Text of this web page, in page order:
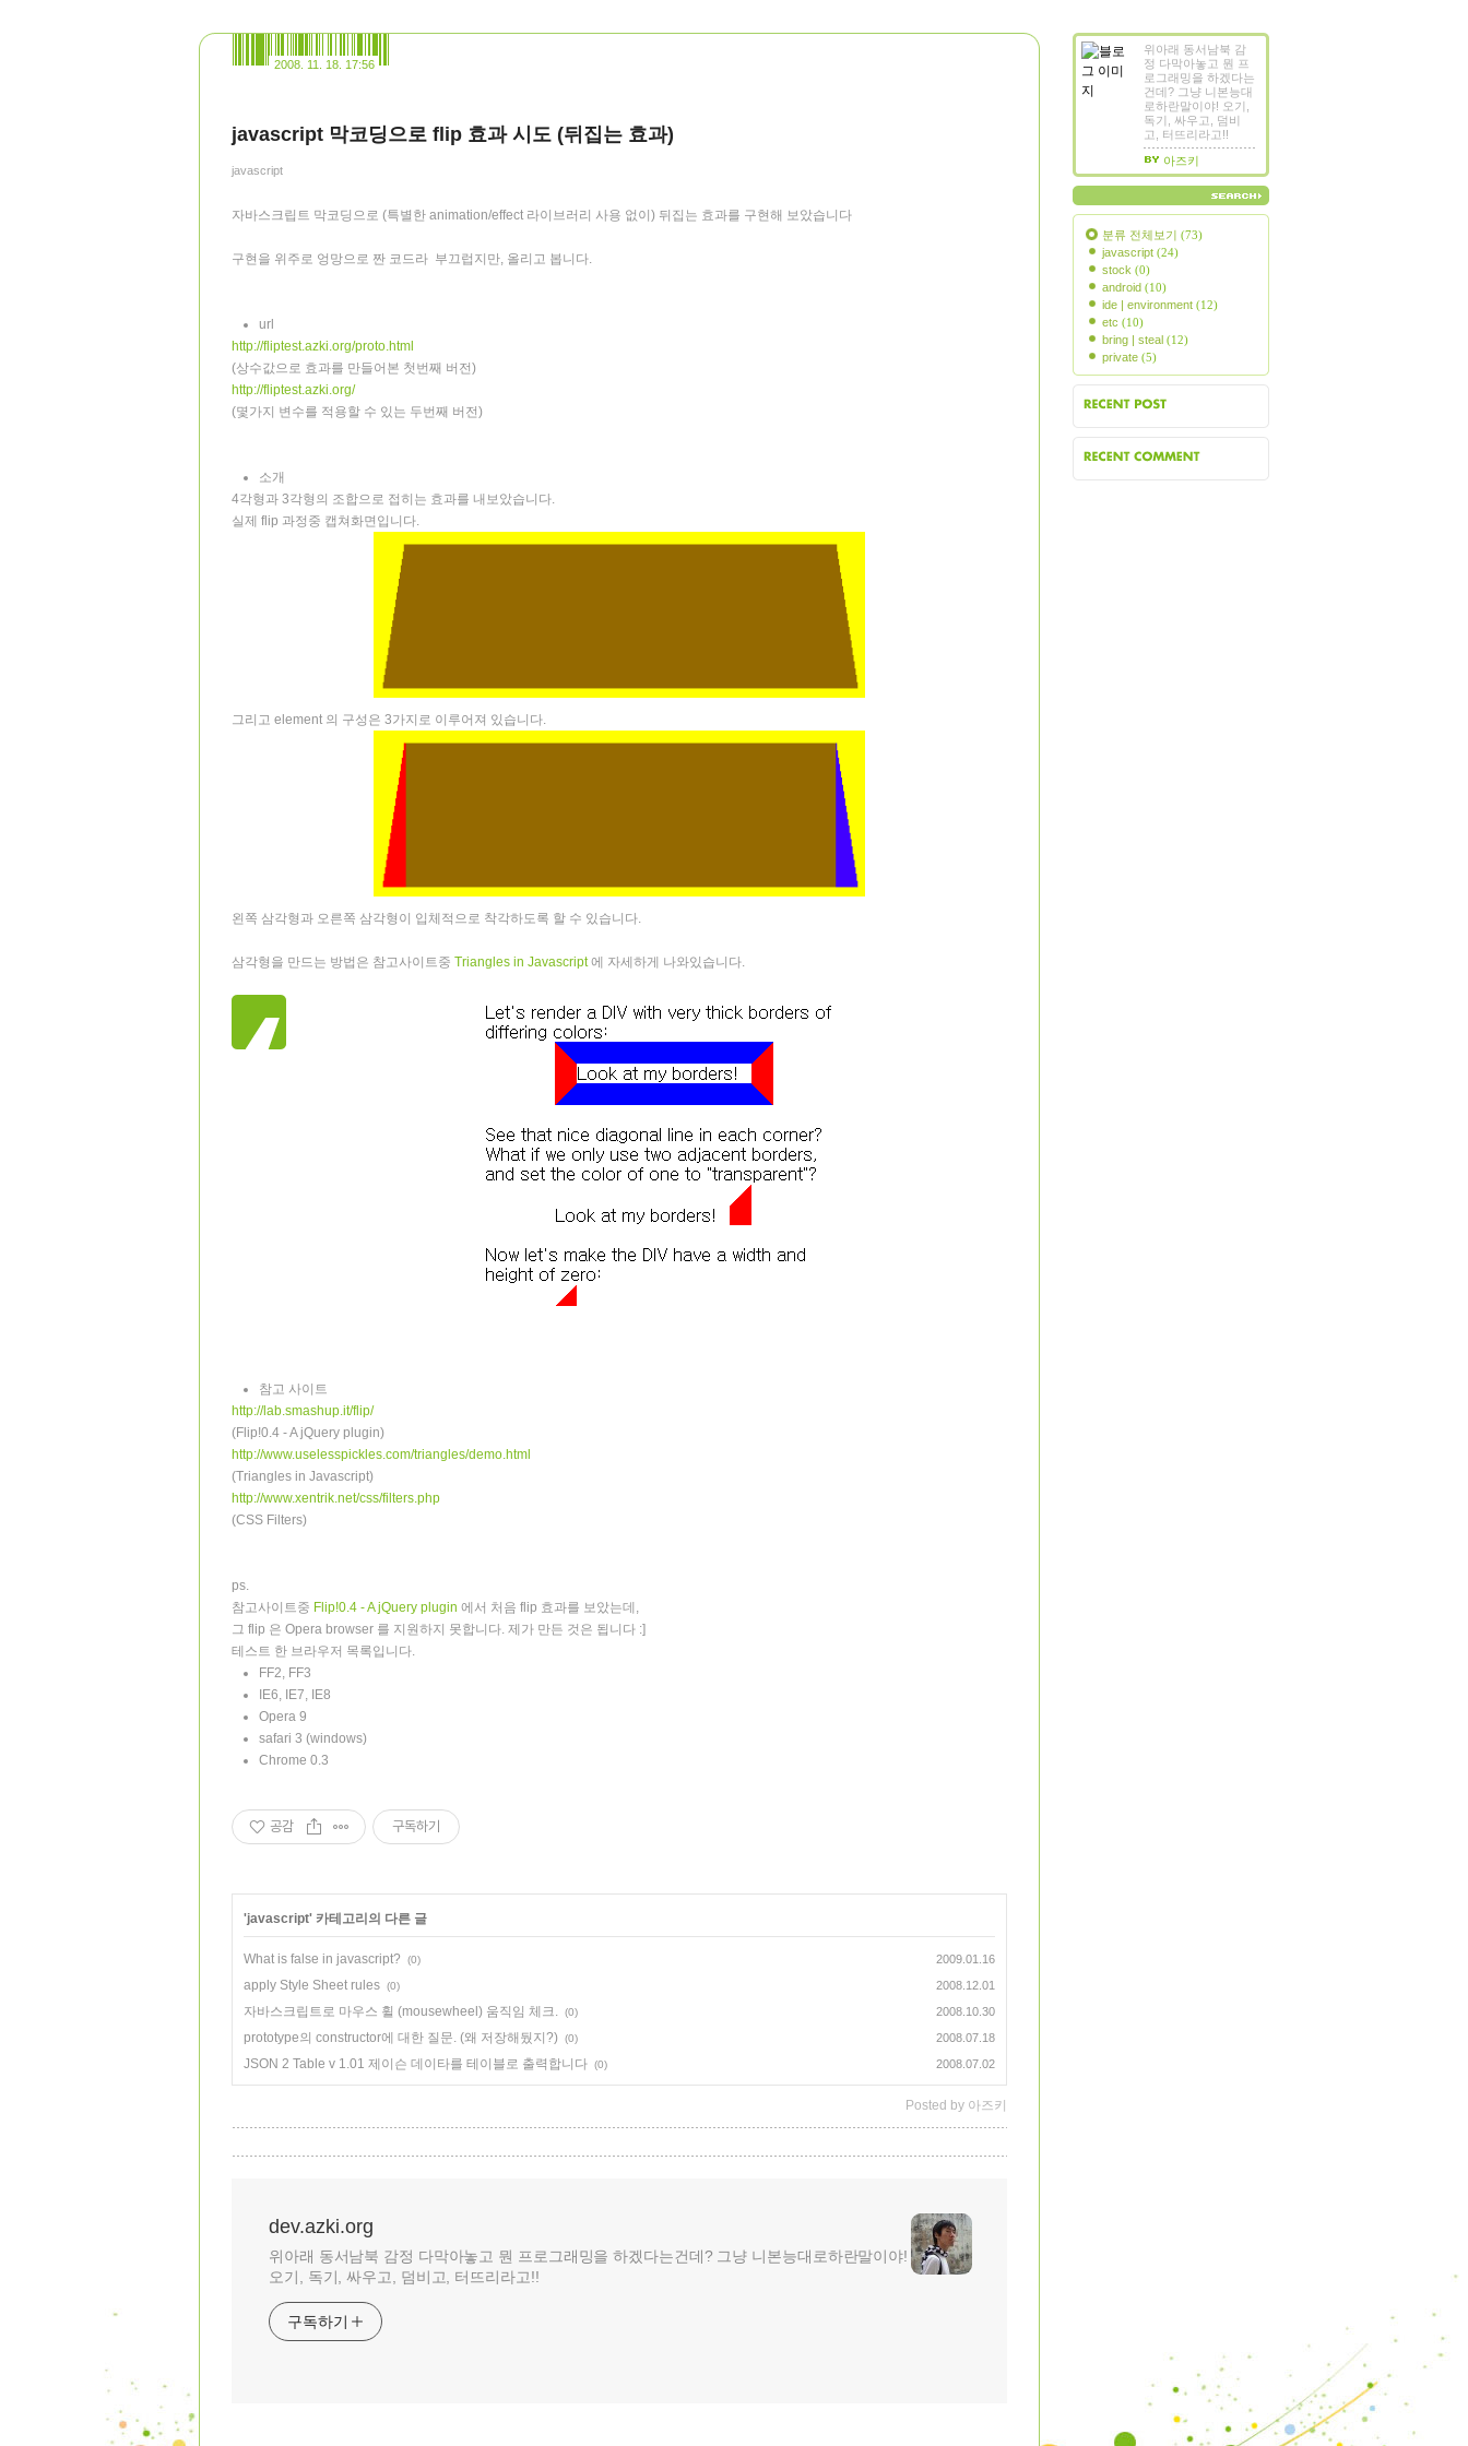
2008. 11. 18. 17:56
javascript 막코딩으로 flip 효과 시도 (뒤집는 효과)
javascript
자바스크립트 막코딩으로 (특별한 animation/effect 라이브러리 사용 없이) 뒤집는 효과를 구현해 보았습니다
구현을 위주로 엉망으로 짠 코드라 부끄럽지만, 올리고 봅니다.
url
http://fliptest.azki.org/proto.html
(상수값으로 효과를 만들어본 첫번째 버전)
http://fliptest.azki.org/
(몇가지 변수를 적용할 수 있는 두번째 버전)
소개
4각형과 3각형의 조합으로 접히는 효과를 내보았습니다.
실제 flip 과정중 캡쳐화면입니다.
그리고 element 의 구성은 3가지로 이루어져 있습니다.
왼쪽 삼각형과 오른쪽 삼각형이 입체적으로 착각하도록 할 수 있습니다.
삼각형을 만드는 방법은 참고사이트중 Triangles in Javascript에 자세하게 나와있습니다.
참고 사이트
http://lab.smashup.it/flip/
(Flip!0.4 - A jQuery plugin)
http://www.uselesspickles.com/triangles/demo.html
(Triangles in Javascript)
http://www.xentrik.net/css/filters.php
(CSS Filters)
ps.
참고사이트중 Flip!0.4 - A jQuery plugin 에서 처음 flip 효과를 보았는데,
그 flip 은 Opera browser 를 지원하지 못합니다. 제가 만든 것은 됩니다 :]
테스트 한 브라우저 목록입니다.
FF2, FF3
IE6, IE7, IE8
Opera 9
safari 3 (windows)
Chrome 0.3
공감 구독하기
'javascript' 카테고리의 다른 글
What is false in javascript? (0) 2009.01.16
apply Style Sheet rules (0) 2008.12.01
자바스크립트로 마우스 휠 (mousewheel) 움직임 체크. (0) 2008.10.30
prototype의 constructor에 대한 질문. (왜 저장해뒀지?) (0) 2008.07.18
JSON 2 Table v 1.01 제이슨 데이타를 테이블로 출력합니다 (0) 2008.07.02
Posted by 아즈키
dev.azki.org
위아래 동서남북 감정 다막아놓고 뭔 프로그래밍을 하겠다는건데? 그냥 니본능대로하란말이야!
오기, 독기, 싸우고, 덤비고, 터뜨리라고!!
구독하기
위아래 동서남북 감
정 다막아놓고 뭔 프
로그래밍을 하겠다는
건데? 그냥 니본능대
로하란말이야! 오기,
독기, 싸우고, 덤비
고, 터뜨리라고!!
아즈키
분류 전체보기 (73)
javascript (24)
stock (0)
android (10)
ide | environment (12)
etc (10)
bring | steal (12)
private (5)